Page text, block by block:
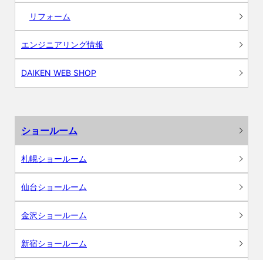
リフォーム
エンジニアリング情報
DAIKEN WEB SHOP
ショールーム
札幌ショールーム
仙台ショールーム
金沢ショールーム
新宿ショールーム